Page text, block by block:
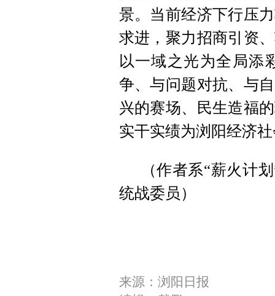
景。当前经济下行压
求进，聚力招商引资
以一域之光为全局添
争、与问题对抗、与
兴的赛场、民生造福
实干实绩为浏阳经济
（作者系“薪火计
统战委员）
来源：浏阳日报